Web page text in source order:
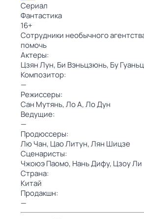
Сериал
Фантастика
16+
Сотрудники необычного
помочь
Актеры:
Цзян Лун, Би Вэньцзюнь, Бу
Композитор:
—
Режиссеры:
Сан Мутянь,Ло А,Ло Дун
Ведущие:
—
Продюссеры:
Лю Чан, Цао Литун,Лян Шицзе
Сценаристы:
Чжоюэ Паомо, Нань Дифу, Цзоу Ли
Страна:
Китай
Продакшн:
—